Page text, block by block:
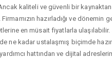
kaliteli ve güvenli bir kaynaktan
hazırladığı ve
en müsait fiyatlarla
ne kadar ustalaşmış biçimde
hattından ve dijital